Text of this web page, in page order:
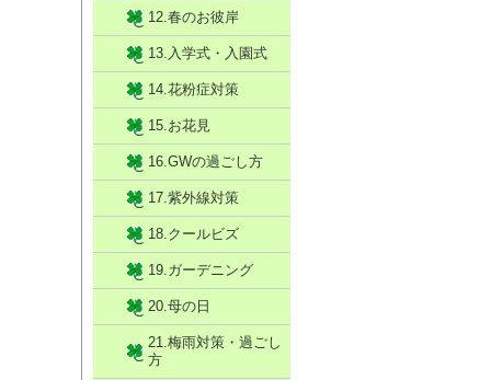
12.春のお彼岸
13.入学式・入園式
14.花粉症対策
15.お花見
16.GWの過ごし方
17.紫外線対策
18.クールビズ
19.ガーデニング
20.母の日
21.梅雨対策・過ごし
方